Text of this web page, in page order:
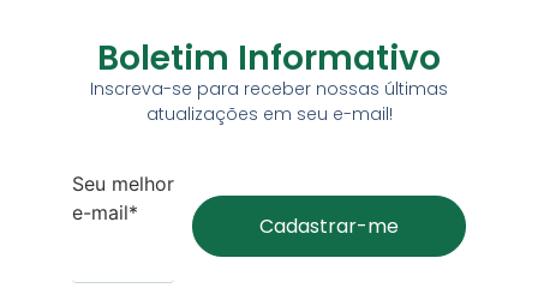
Boletim Informativo
Inscreva-se para receber nossas últimas
atualizações em seu e-mail!
Seu melhor
e-mail*